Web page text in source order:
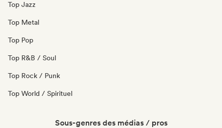
Top Jazz
Top Metal
Top Pop
Top R&B / Soul
Top Rock / Punk
Top World / Spirituel
Sous-genres des médias / pros